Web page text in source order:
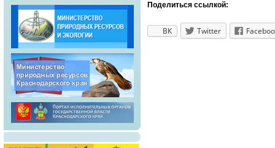
Поделиться ссылкой:
ВК Twitter